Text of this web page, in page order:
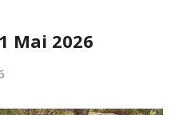
Mai 2026